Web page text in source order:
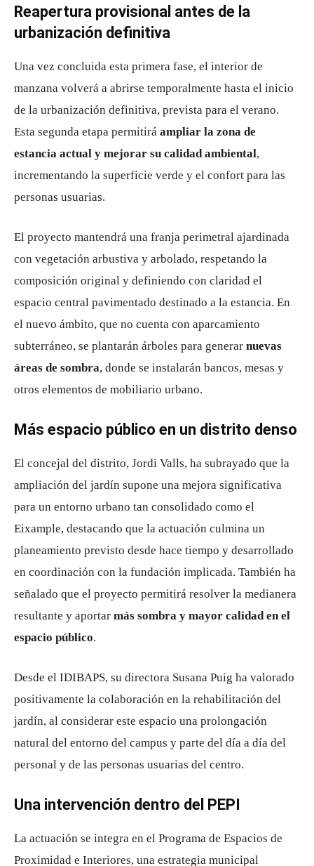
Reapertura provisional antes de la
urbanización definitiva
Una vez concluida esta primera fase, el interior de
manzana volverá a abrirse temporalmente hasta el inicio
de la urbanización definitiva, prevista para el verano.
Esta segunda etapa permitirá ampliar la zona de
estancia actual y mejorar su calidad ambiental,
incrementando la superficie verde y el confort para las
personas usuarias.
El proyecto mantendrá una franja perimetral ajardinada
con vegetación arbustiva y arbolado, respetando la
composición original y definiendo con claridad el
espacio central pavimentado destinado a la estancia. En
el nuevo ámbito, que no cuenta con aparcamiento
subterráneo, se plantarán árboles para generar nuevas
áreas de sombra, donde se instalarán bancos, mesas y
otros elementos de mobiliario urbano.
Más espacio público en un distrito denso
El concejal del distrito, Jordi Valls, ha subrayado que la
ampliación del jardín supone una mejora significativa
para un entorno urbano tan consolidado como el
Eixample, destacando que la actuación culmina un
planeamiento previsto desde hace tiempo y desarrollado
en coordinación con la fundación implicada. También ha
señalado que el proyecto permitirá resolver la medianera
resultante y aportar más sombra y mayor calidad en el
espacio público.
Desde el IDIBAPS, su directora Susana Puig ha valorado
positivamente la colaboración en la rehabilitación del
jardín, al considerar este espacio una prolongación
natural del entorno del campus y parte del día a día del
personal y de las personas usuarias del centro.
Una intervención dentro del PEPI
La actuación se integra en el Programa de Espacios de
Proximidad e Interiores, una estrategia municipal